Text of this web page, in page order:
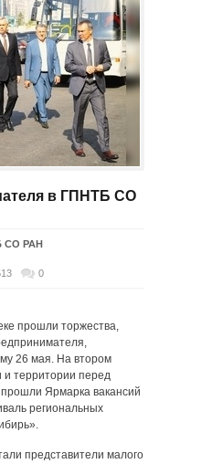
в ГПНТБ СО
СО РАН
0
прошли торжества,
26 мая. На втором
и территории перед
Ярмарка вакансий
региональных
представители малого